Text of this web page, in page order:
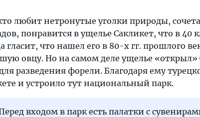
любит нетронутые уголки природы,
понравится в ущелье Сакликет, что в 40
гласит, что нашел его в 80-х гг. прошлого
овцу. Но на самом деле ущелье
разведения форели. Благодаря ему
и устроило тут национальный парк.
входом в парк есть палатки с